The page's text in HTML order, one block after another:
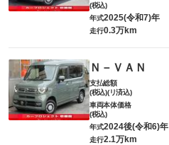
(税込)
年式2025(令和7)年
走行0.3万km
Ｎ－ＶＡＮ
支払総額
(税込)(リ済込)
車両本体価格
(税込)
年式2024後(令和6)年
走行2.1万km